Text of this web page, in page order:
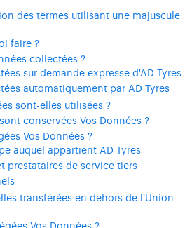
des termes utilisant une majuscule
faire ?
collectées ?
sur demande expresse d'AD Tyres
automatiquement par AD Tyres
sont-elles utilisées ?
conservées Vos Données ?
Vos Données ?
auquel appartient AD Tyres
prestataires de service tiers
transférées en dehors de l'Union
Vos Données ?